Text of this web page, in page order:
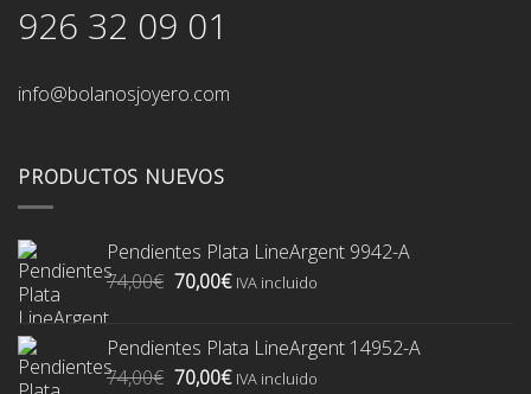
926 32 09 01
info@bolanosjoyero.com
PRODUCTOS NUEVOS
Pendientes Plata LineArgent 9942-A
74,00€ El
era:
74,00€.
70,00€El
es:
70,00€.
IVA incluido
Pendientes Plata LineArgent 14952-A
74,00€ El
70,00€ElIVA incluido